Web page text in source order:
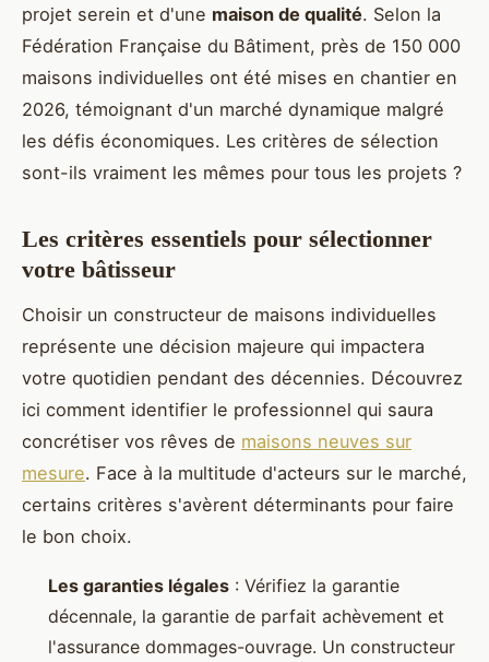
projet serein et d'une maison de qualité. Selon la
Fédération Française du Bâtiment, près de 150 000
maisons individuelles ont été mises en chantier en
2026, témoignant d'un marché dynamique malgré
les défis économiques. Les critères de sélection
sont-ils vraiment les mêmes pour tous les projets ?
Les critères essentiels pour sélectionner
votre bâtisseur
Choisir un constructeur de maisons individuelles
représente une décision majeure qui impactera
votre quotidien pendant des décennies. Découvrez
ici comment identifier le professionnel qui saura
concrétiser vos rêves de maisons neuves sur
mesure. Face à la multitude d'acteurs sur le marché,
certains critères s'avèrent déterminants pour faire
le bon choix.
Les garanties légales : Vérifiez la garantie
décennale, la garantie de parfait achèvement et
l'assurance dommages-ouvrage. Un constructeur